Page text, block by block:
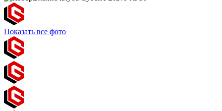
Показать все фото